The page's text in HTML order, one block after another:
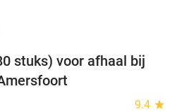
50%
stuks) voor afhaal bij
9.4 star